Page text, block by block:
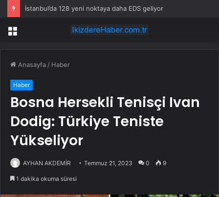
İstanbul’da 128 yeni noktaya daha EDS geliyor
Menü
Anasayfa / Haber
Haber
Bosna Hersekli Tenisçi Ivan
Dodig: Türkiye Teniste
Yükseliyor
AYHAN AKDEMİR Temmuz 21, 2023 0 9
1 dakika okuma süresi